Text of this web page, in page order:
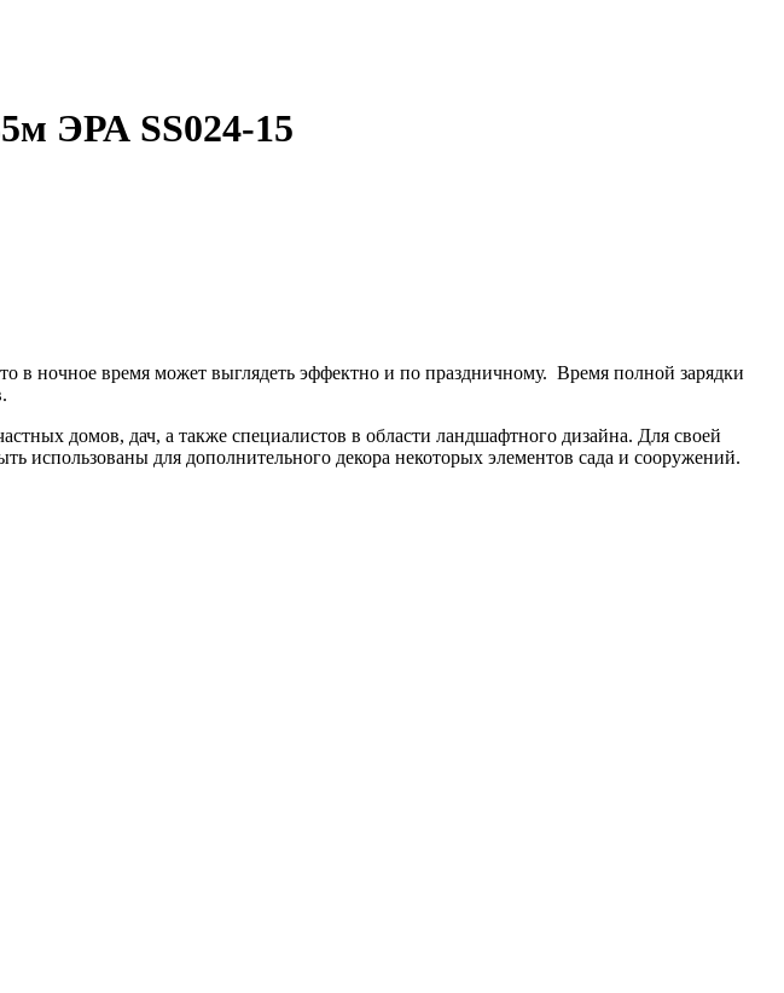
ЭРА SS024-15
в ночное время может выглядеть эффектно и по праздничному. Время полной зарядки
домов, дач, а также специалистов в области ландшафтного дизайна. Для своей
использованы для дополнительного декора некоторых элементов сада и сооружений.